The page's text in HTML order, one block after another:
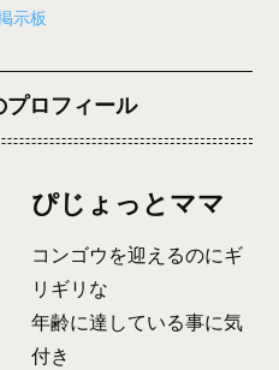
示板
プロフィール
ぴじょっとママ
コンゴウを迎えるのにギ
リギリな
年齢に達している事に気
付き